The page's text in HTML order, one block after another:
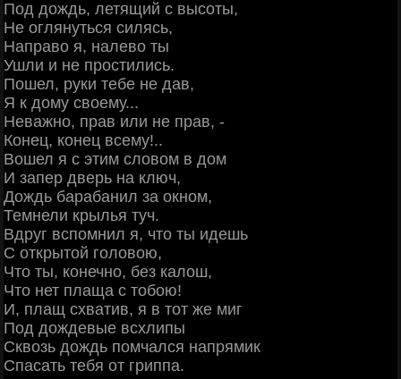
Под дождь, летящий с высоты,
Не оглянуться силясь,
Направо я, налево ты
Ушли и не простились.
Пошел, руки тебе не дав,
Я к дому своему...
Неважно, прав или не прав, -
Конец, конец всему!..
Вошел я с этим словом в дом
И запер дверь на ключ,
Дождь барабанил за окном,
Темнели крылья туч.
Вдруг вспомнил я, что ты идешь
С открытой головою,
Что ты, конечно, без калош,
Что нет плаща с тобою!
И, плащ схватив, я в тот же миг
Под дождевые всхлипы
Сквозь дождь помчался напрямик
Спасать тебя от гриппа.